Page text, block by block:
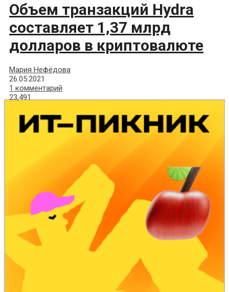
Объем транзакций Hydra
составляет 1,37 млрд
долларов в криптовалюте
Мария Нефёдова
26.05.2021
1 комментарий
23,491